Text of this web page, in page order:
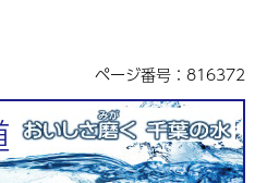
ページ番号：816372